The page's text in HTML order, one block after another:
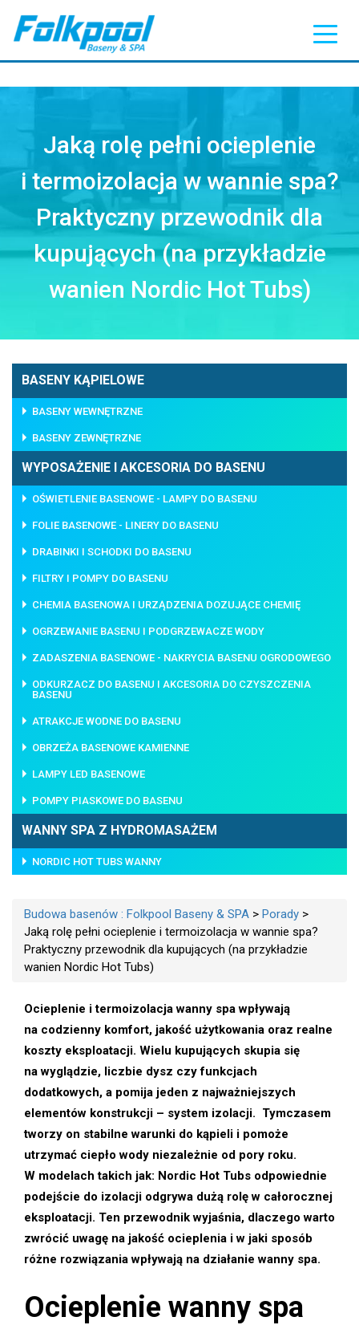
Jaką rolę pełni ocieplenie
i termoizolacja w wannie spa?
Praktyczny przewodnik dla
kupujących (na przykładzie
wanien Nordic Hot Tubs)
BASENY KĄPIELOWE
BASENY WEWNĘTRZNE
BASENY ZEWNĘTRZNE
WYPOSAŻENIE I AKCESORIA DO BASENU
OŚWIETLENIE BASENOWE - LAMPY DO BASENU
FOLIE BASENOWE - LINERY DO BASENU
DRABINKI I SCHODKI DO BASENU
FILTRY I POMPY DO BASENU
CHEMIA BASENOWA I URZĄDZENIA DOZUJĄCE CHEMIĘ
OGRZEWANIE BASENU I PODGRZEWACZE WODY
ZADASZENIA BASENOWE - NAKRYCIA BASENU OGRODOWEGO
ODKURZACZ DO BASENU I AKCESORIA DO CZYSZCZENIA
BASENU
ATRAKCJE WODNE DO BASENU
OBRZEŻA BASENOWE KAMIENNE
LAMPY LED BASENOWE
POMPY PIASKOWE DO BASENU
WANNY SPA Z HYDROMASAŻEM
NORDIC HOT TUBS WANNY
Budowa basenów : Folkpool Baseny & SPA > Porady >
Jaką rolę pełni ocieplenie i termoizolacja w wannie spa?
Praktyczny przewodnik dla kupujących (na przykładzie
wanien Nordic Hot Tubs)
Ocieplenie i termoizolacja wanny spa wpływają
na codzienny komfort, jakość użytkowania oraz realne
koszty eksploatacji. Wielu kupujących skupia się
na wyglądzie, liczbie dysz czy funkcjach
dodatkowych, a pomija jeden z najważniejszych
elementów konstrukcji – system izolacji. Tymczasem
tworzy on stabilne warunki do kąpieli i pomoże
utrzymać ciepło wody niezależnie od pory roku.
W modelach takich jak: Nordic Hot Tubs odpowiednie
podejście do izolacji odgrywa dużą rolę w całorocznej
eksploatacji. Ten przewodnik wyjaśnia, dlaczego warto
zwrócić uwagę na jakość ocieplenia i w jaki sposób
różne rozwiązania wpływają na działanie wanny spa.
Ocieplenie wanny spa